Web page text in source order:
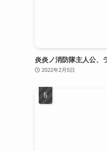
炎炎ノ消防隊主人公、
2022年2月5日